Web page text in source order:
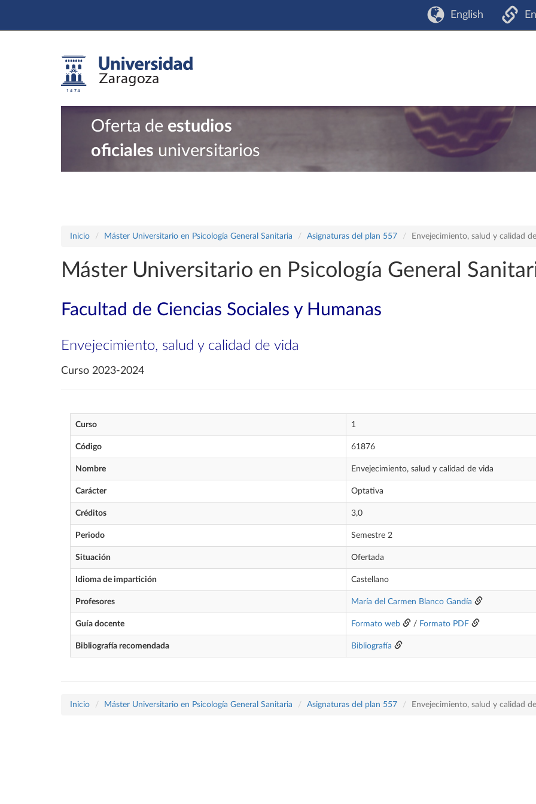
English
Oferta de estudios
oficiales universitarios
Inicio Máster Universitario en Psicología General Sanitaria Asignaturas del plan 557 Envejecimiento, salud y calidad
Máster Universitario en Psicología General
Facultad de Ciencias Sociales y Humanas
Envejecimiento, salud y calidad de vida
Curso 2023-2024
Curso 1
Código 61876
Nombre Envejecimiento, salud y calidad de vida
Carácter Optativa
Créditos 3,0
Periodo Semestre 2
Situación Ofertada
Idioma de impartición Castellano
Profesores María del Carmen Blanco Gandía
Guía docente Formato web / Formato PDF
Bibliografía recomendada Bibliografía
Inicio Máster Universitario en Psicología General Sanitaria Asignaturas del plan 557 Envejecimiento, salud y calidad